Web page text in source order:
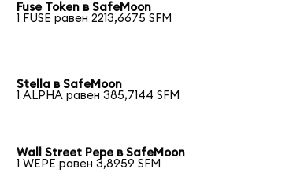
Fuse Token в SafeMoon
1 FUSE равен 2213,6675 SFM
Stella в SafeMoon
1 ALPHA равен 385,7144 SFM
Wall Street Pepe в SafeMoon
1 WEPE равен 3,8959 SFM